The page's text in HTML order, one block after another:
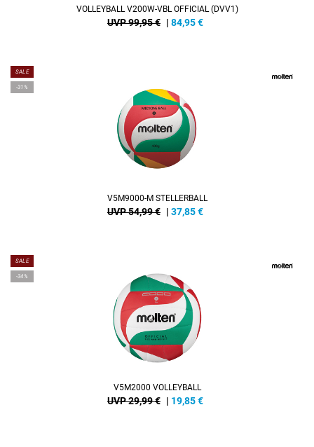
VOLLEYBALL V200W-VBL OFFICIAL (DVV1)
UVP 99,95 € | 84,95€
SALE
-31%
V5M9000-M STELLERBALL
UVP 54,99 € | 37,85€
SALE
-34%
V5M2000 VOLLEYBALL
UVP 29,99 € | 19,85€